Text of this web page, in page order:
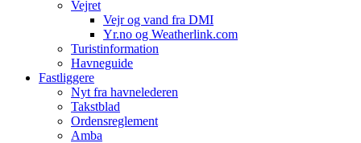
Vejret
Vejr og vand fra DMI
Yr.no og Weatherlink.com
Turistinformation
Havneguide
Fastliggere
Nyt fra havnelederen
Takstblad
Ordensreglement
Amba